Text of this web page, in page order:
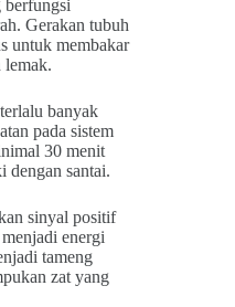
berfungsi
Gerakan tubuh
untuk membakar
lemak.
banyak
pada sistem
30 menit
dengan santai.
sinyal positif
energi
tameng
zat yang